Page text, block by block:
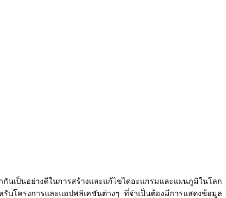
นเป็นอย่างดีในการสร้างและแก้ไขไดอะแกรมและแผนภูมิในโลก
บโครงการและแอปพลิเคชันต่างๆ ที่จำเป็นต้องมีการแสดงข้อมูล